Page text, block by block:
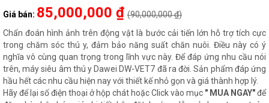
Giá bán: 85,000,000 ₫ (90,000,000 ₫)
Chẩn đoán hình ảnh trên động vật là bước cải tiến lớn hỗ trợ tích cực
trong chăm sóc thú y, đảm bảo năng suất chăn nuôi. Điều này có ý
nghĩa vô cùng quan trọng trong lĩnh vực này. Để đáp ứng nhu cầu nói
trên, máy siêu âm thú y Dawei DW-VET7 đã ra đời. Sản phẩm đáp ứng
hầu hết các nhu cầu hiện nay với thiết kế nhỏ gọn và giá thành hợp lý.
Hãy để lại số điện thoại ở hộp chát hoặc Click vào mục " MUA NGAY"để